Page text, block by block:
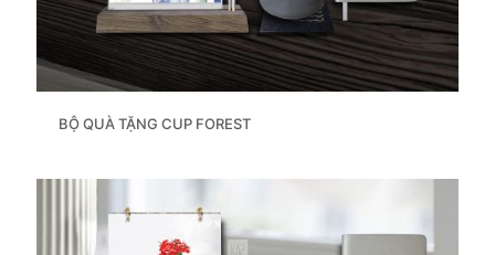
BỘ QUÀ TẶNG CUP FOREST